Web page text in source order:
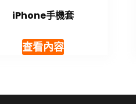
iPhone手機套
查看內容